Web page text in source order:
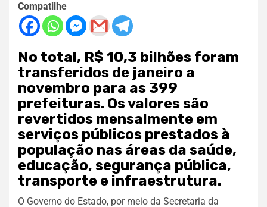
Compatilhe
No total, R$ 10,3 bilhões foram
transferidos de janeiro a
novembro para as 399
prefeituras. Os valores são
revertidos mensalmente em
serviços públicos prestados à
população nas áreas da saúde,
educação, segurança pública,
transporte e infraestrutura.
O Governo do Estado, por meio da Secretaria da